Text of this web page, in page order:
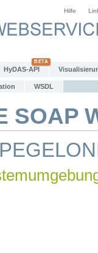
Hilfe
HyDAS-API
WSDL
SOAP